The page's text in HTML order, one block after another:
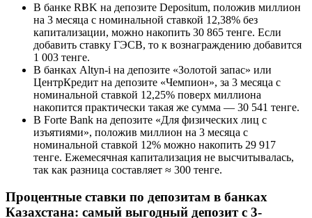
В банке RBK на депозите Depositum, положив миллион
на 3 месяца с номинальной ставкой 12,38% без
капитализации, можно накопить 30 865 тенге. Если
добавить ставку ГЭСВ, то к вознаграждению добавится
1 003 тенге.
В банках Altyn-i на депозите «Золотой запас» или
ЦентрКредит на депозите «Чемпион», за 3 месяца с
номинальной ставкой 12,25% поверх миллиона
накопится практически такая же сумма — 30 541 тенге.
В Forte Bank на депозите «Для физических лиц с
изъятиями», положив миллион на 3 месяца с
номинальной ставкой 12% можно накопить 29 917
тенге. Ежемесячная капитализация не высчитывалась,
так как разница составляет ≈ 300 тенге.
Процентные ставки по депозитам в банках
Казахстана: самый выгодный депозит с 3-